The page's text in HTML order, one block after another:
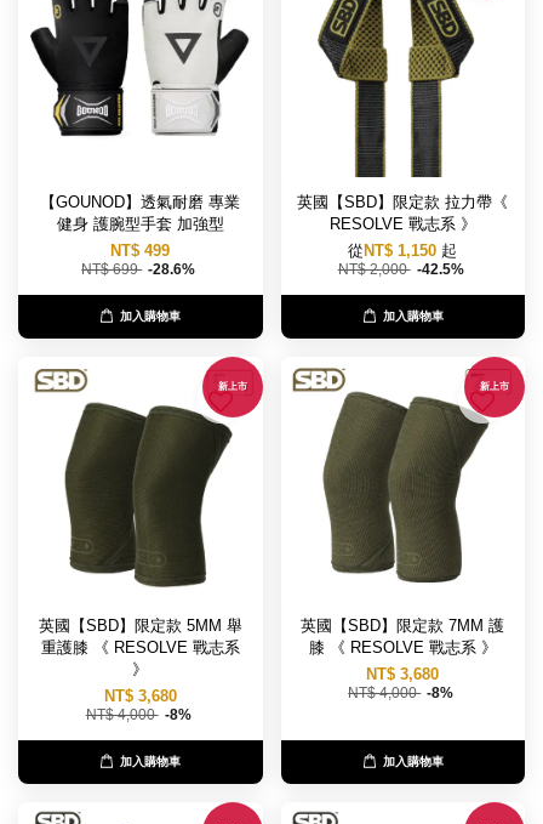
【GOUNOD】透氣耐磨 專業
健身 護腕型手套 加強型
NT$ 499
NT$ 699 -28.6%
加入購物車
英國【SBD】限定款 拉力帶《
RESOLVE 戰志系 》
從 NT$ 1,150 起
NT$ 2,000 -42.5%
加入購物車
新上市
英國【SBD】限定款 5MM 舉
重護膝 《 RESOLVE 戰志系
》
NT$ 3,680
NT$ 4,000 -8%
加入購物車
新上市
英國【SBD】限定款 7MM 護
膝 《 RESOLVE 戰志系 》
NT$ 3,680
NT$ 4,000 -8%
加入購物車